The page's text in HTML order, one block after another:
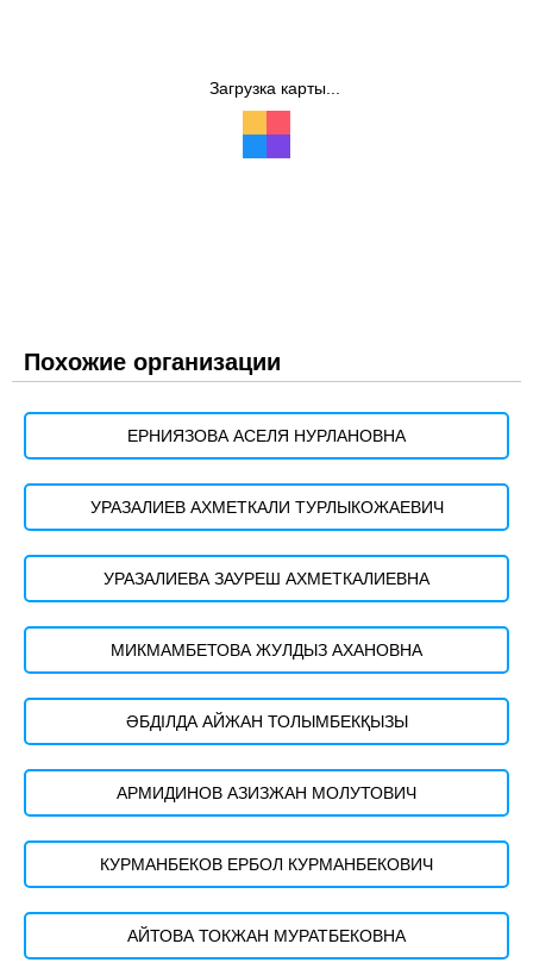
Загрузка карты...
Похожие организации
ЕРНИЯЗОВА АСЕЛЯ НУРЛАНОВНА
УРАЗАЛИЕВ АХМЕТКАЛИ ТУРЛЫКОЖАЕВИЧ
УРАЗАЛИЕВА ЗАУРЕШ АХМЕТКАЛИЕВНА
МИКМАМБЕТОВА ЖУЛДЫЗ АХАНОВНА
ӘБДІЛДА АЙЖАН ТОЛЫМБЕКҚЫЗЫ
АРМИДИНОВ АЗИЗЖАН МОЛУТОВИЧ
КУРМАНБЕКОВ ЕРБОЛ КУРМАНБЕКОВИЧ
АЙТОВА ТОКЖАН МУРАТБЕКОВНА